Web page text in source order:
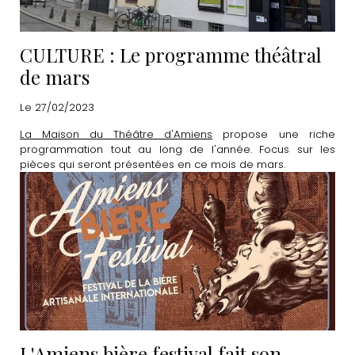
CULTURE : Le programme théâtral
de mars
Le 27/02/2023
La Maison du Théâtre d'Amiens propose une riche
programmation tout au long de l'année. Focus sur les
pièces qui seront présentées en ce mois de mars.